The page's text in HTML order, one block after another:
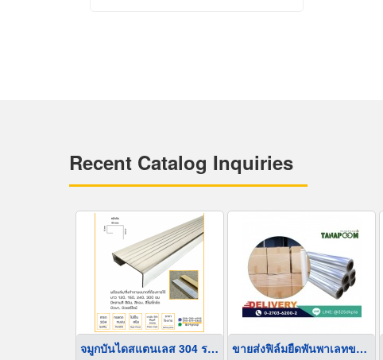
Recent Catalog Inquiries
จมูกบันไดสแตนเลส 304 ราคาโรงงาน ขายส่งฟิล์มยืดพันพาเลทขนาดพันด้วยมือ Hand wrap